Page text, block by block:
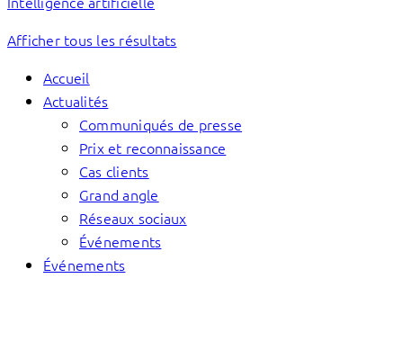
Afficher tous les résultats
Accueil
Actualités
Communiqués de presse
Prix et reconnaissance
Cas clients
Grand angle
Réseaux sociaux
Événements
Événements